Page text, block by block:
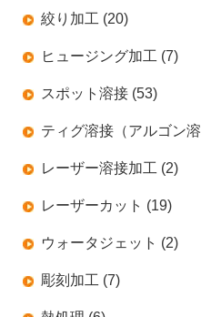
絞り加工 (20)
ヒュージング加工 (7)
スポット溶接 (53)
ティグ溶接（アルゴン
レーザー溶接加工 (2)
レーザーカット (19)
ウォータジェット (2)
彫刻加工 (7)